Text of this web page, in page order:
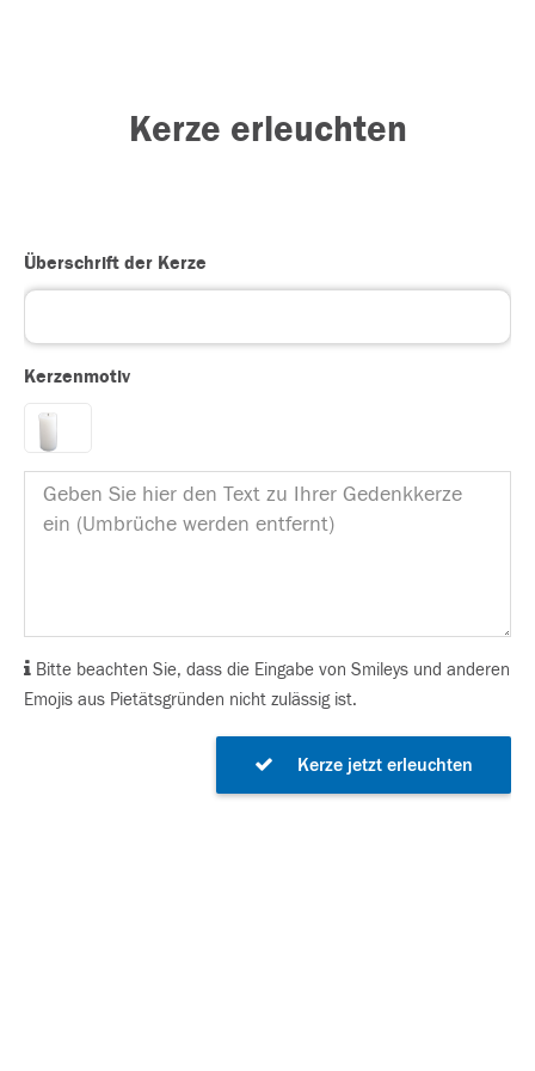
Kerze erleuchten
Überschrift der Kerze
Kerzenmotiv
Bitte beachten Sie, dass die Eingabe von Smileys und anderen
Emojis aus Pietätsgründen nicht zulässig ist.
Kerze jetzt erleuchten